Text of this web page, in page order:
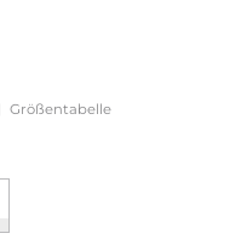
Größentabelle